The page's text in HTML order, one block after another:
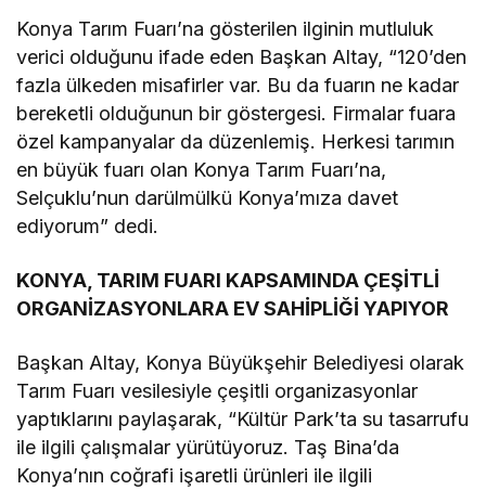
Konya Tarım Fuarı’na gösterilen ilginin mutluluk
verici olduğunu ifade eden Başkan Altay, “120’den
fazla ülkeden misafirler var. Bu da fuarın ne kadar
bereketli olduğunun bir göstergesi. Firmalar fuara
özel kampanyalar da düzenlemiş. Herkesi tarımın
en büyük fuarı olan Konya Tarım Fuarı’na,
Selçuklu’nun darülmülkü Konya’mıza davet
ediyorum” dedi.
KONYA, TARIM FUARI KAPSAMINDA ÇEŞİTLİ
ORGANİZASYONLARA EV SAHİPLİĞİ YAPIYOR
Başkan Altay, Konya Büyükşehir Belediyesi olarak
Tarım Fuarı vesilesiyle çeşitli organizasyonlar
yaptıklarını paylaşarak, “Kültür Park’ta su tasarrufu
ile ilgili çalışmalar yürütüyoruz. Taş Bina’da
Konya’nın coğrafi işaretli ürünleri ile ilgili